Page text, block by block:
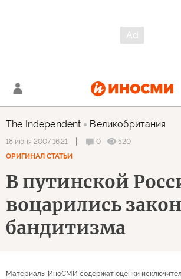
The Independent Великобритания
18 июня 2007 16:21 0
520
ОРИГИНАЛ СТАТЬИ
В путинской
воцарились
бандитизма
Материалы ИноСМИ содержат оценки